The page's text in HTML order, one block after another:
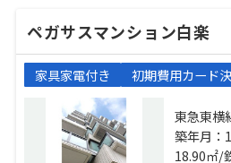
ペガサスマンション白楽
家具家電付き 初期費用カード
東急東横
東横線「東
ーライン
築年月：
18.90㎡/